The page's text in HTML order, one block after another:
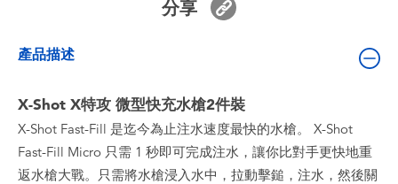
人氣角色
生活精品
分享
產品描述
X-Shot X特攻 微型快充水槍2件裝
X-Shot Fast-Fill 是迄今為止注水速度最快的水槍。 X-Shot
Fast-Fill Micro 只需 1 秒即可完成注水，讓你比對手更快地重
返水槍大戰。只需將水槍浸入水中，拉動擊鎚，注水，然後關